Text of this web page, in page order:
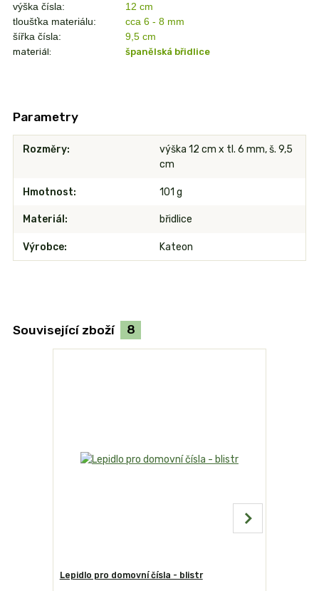
výška čísla:
12 cm
tloušťka materiálu:
cca 6 - 8 mm
šířka čísla:
9,5 cm
materiál: španělská břidlice
Parametry
Rozměry
výška 12 cm x tl. 6 mm, š. 9,5
cm
Hmotnost 101 g
Materiál břidlice
Výrobce Kateon
Související zboží 8
Lepidlo pro domovní čísla - blistr